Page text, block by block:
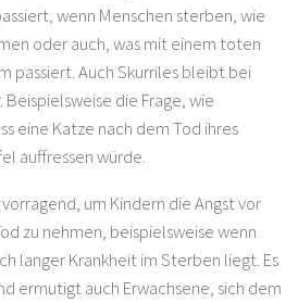
wenn Menschen sterben, wie
oder auch, was mit einem toten
passiert. Auch Skurriles bleibt bei
die Frage, wie
eine Katze nach dem Tod ihres
auffressen würde.
um Kindern die Angst vor
zu nehmen, beispielsweise wenn
langer Krankheit im Sterben liegt. Es
ermutigt auch Erwachsene, sich dem